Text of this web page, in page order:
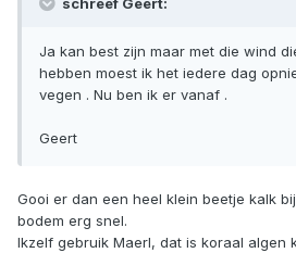
schreef Geert:
Ja kan best zijn maar met die wind
hebben moest ik het iedere dag
vegen . Nu ben ik er vanaf .
Geert
Gooi er dan een heel klein beetje kalk
bodem erg snel.
Ikzelf gebruik Maerl, dat is koraal algen